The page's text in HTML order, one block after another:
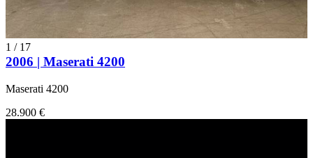
1 / 17
2006 | Maserati 4200
Maserati 4200
28.900 €